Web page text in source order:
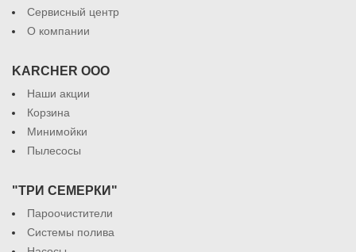
Сервисный центр
О компании
KARCHER ООО
Наши акции
Корзина
Минимойки
Пылесосы
"ТРИ СЕМЕРКИ"
Пароочистители
Системы полива